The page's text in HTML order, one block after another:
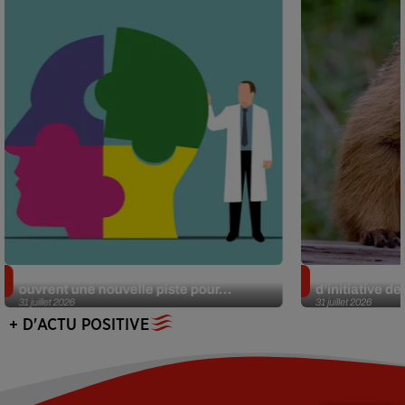
31 juillet 2026
ouvrent une nouvelle piste pour...
31 juillet 2026
d’initiative
+ D'ACTU POSITIVE